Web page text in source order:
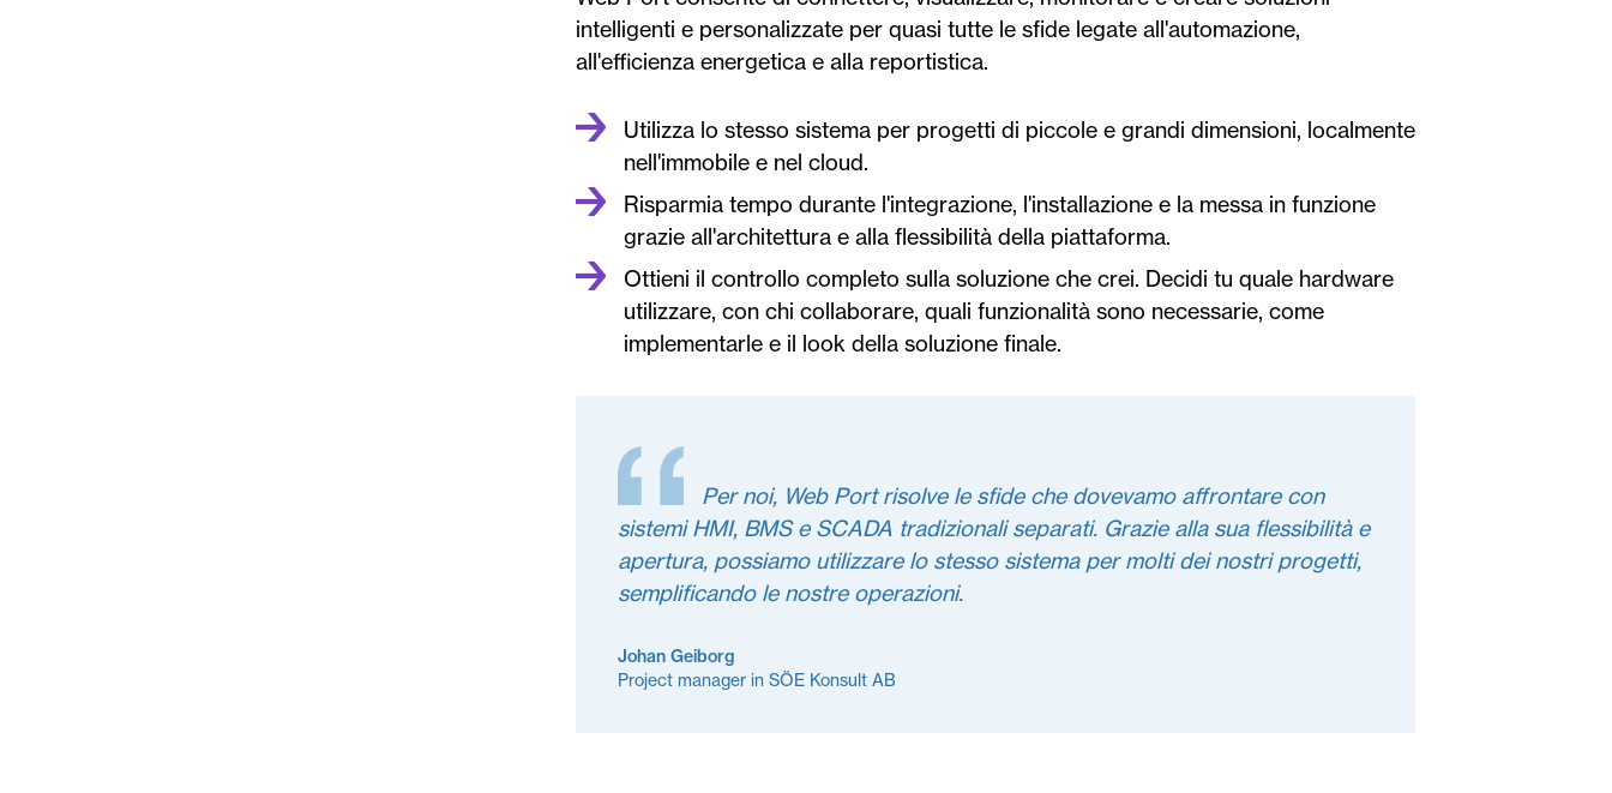
intelligenti e personalizzate per quasi tutte le sfide legate all'automazione,
all'efficienza energetica e alla reportistica.
Utilizza lo stesso sistema per progetti di piccole e grandi dimensioni, localmente
nell'immobile e nel cloud.
Risparmia tempo durante l'integrazione, l'installazione e la messa in funzione
grazie all'architettura e alla flessibilità della piattaforma.
Ottieni il controllo completo sulla soluzione che crei. Decidi tu quale hardware
utilizzare, con chi collaborare, quali funzionalità sono necessarie, come
implementarle e il look della soluzione finale.
Per noi, Web Port risolve le sfide che dovevamo affrontare con
sistemi HMI, BMS e SCADA tradizionali separati. Grazie alla sua flessibilità e
apertura, possiamo utilizzare lo stesso sistema per molti dei nostri progetti,
semplificando le nostre operazioni.
Johan Geiborg
Project manager in SÖE Konsult AB